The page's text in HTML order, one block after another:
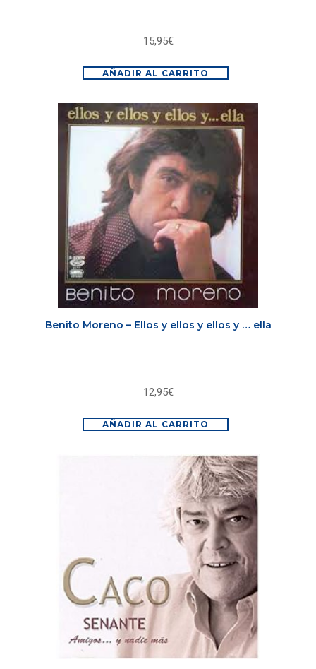
15,95€
AÑADIR AL CARRITO
Benito Moreno – Ellos y ellos y ellos y … ella
12,95€
AÑADIR AL CARRITO